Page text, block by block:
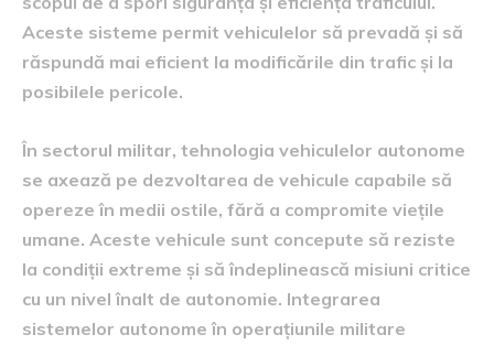
Aceste sisteme permit vehiculelor să prevadă și să
răspundă mai eficient la modificările din trafic și la
posibilele pericole.
În sectorul militar, tehnologia vehiculelor autonome
se axează pe dezvoltarea de vehicule capabile să
opereze în medii ostile, fără a compromite viețile
umane. Aceste vehicule sunt concepute să reziste
la condiții extreme și să îndeplinească misiuni critice
cu un nivel înalt de autonomie. Integrarea
sistemelor autonome în operațiunile militare